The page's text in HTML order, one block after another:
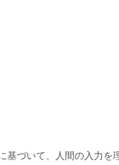
基づいて、人間の入力を